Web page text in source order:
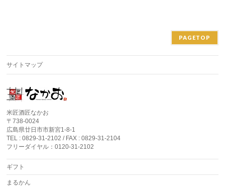
PAGETOP
サイトマップ
米匠酒匠なかお
〒738-0024
広島県廿日市市新宮1-8-1
TEL : 0829-31-2102 / FAX : 0829-31-2104
フリーダイヤル：0120-31-2102
ギフト
まるかん